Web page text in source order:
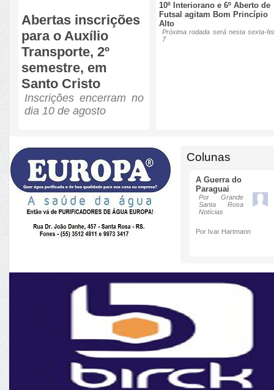
Abertas inscrições
para o Auxílio
Transporte, 2º
semestre, em
Santo Cristo
Inscrições encerram no
dia 10 de agosto
10º Interiorano e 6º Aberto de
Futsal agitam Bom Princípio
Alto
Próxima rodada será nesta sexta-
7
Colunas
A Guerra do
Paraguai
Por Grande
Santa Rosa
Notícias
Por Ivar Hartmann